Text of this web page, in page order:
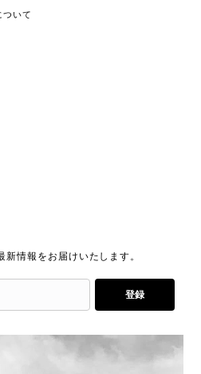
いて
情報をお届けいたします。
登録